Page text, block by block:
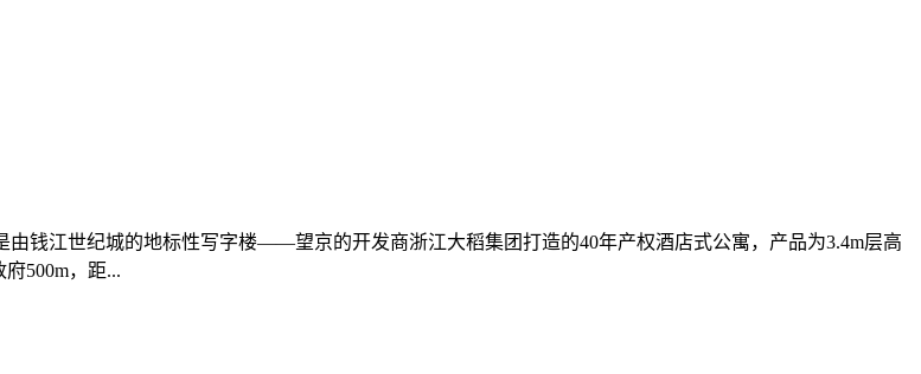
钱江世纪城的地标性写字楼——望京的开发商浙江大稻集团打造的40年产权酒店式公寓，产品为3.4m层高
500m，距...